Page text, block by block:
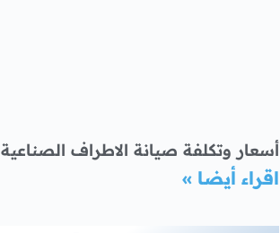
أسعار وتكلفة صيانة الاطراف الصناعية
اقراء أيضا »